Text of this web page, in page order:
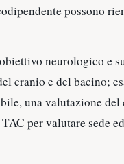
possono
neurologico e
cranio e del bacino;
una valutazione del
per valutare sede